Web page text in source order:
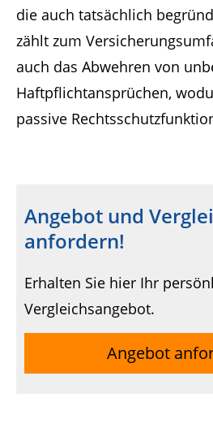
die auch tatsächlich
zählt zum
auch das Abwehren von
Haftpflichtansprüchen,
passive
Angebot und
anfordern!
Erhalten Sie hier Ihr
Vergleichsangebot.
Angebot